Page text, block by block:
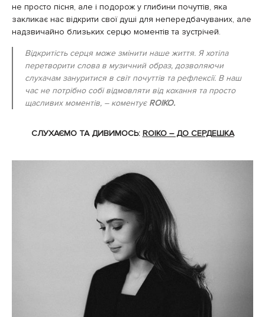
не просто пісня, але і подорож у глибини почуттів, яка
закликає нас відкрити свої душі для непередбачуваних, але
надзвичайно близьких серцю моментів та зустрічей.
Відкритість серця може змінити наше життя. Я хотіла
перетворити слова в музичний образ, дозволяючи
слухачам зануритися в світ почуттів та рефлексії. В наш
час не потрібно собі відмовляти від кохання та просто
щасливих моментів, – коментує ROIKO.
СЛУХАЄМО ТА ДИВИМОСЬ: ROIKO – ДО СЕРДЕШКА